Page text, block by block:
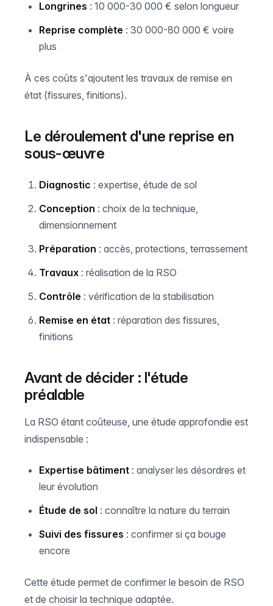
Longrines : 10 000-30 000 € selon longueur
Reprise complète : 30 000-80 000 € voire
plus
À ces coûts s'ajoutent les travaux de remise en
état (fissures, finitions).
Le déroulement d'une reprise en
sous-œuvre
Diagnostic : expertise, étude de sol
Conception : choix de la technique,
dimensionnement
Préparation : accès, protections, terrassement
Travaux : réalisation de la RSO
Contrôle : vérification de la stabilisation
Remise en état : réparation des fissures,
finitions
Avant de décider : l'étude
préalable
La RSO étant coûteuse, une étude approfondie est
indispensable :
Expertise bâtiment : analyser les désordres et
leur évolution
Étude de sol : connaître la nature du terrain
Suivi des fissures : confirmer si ça bouge
encore
Cette étude permet de confirmer le besoin de RSO
et de choisir la technique adaptée.